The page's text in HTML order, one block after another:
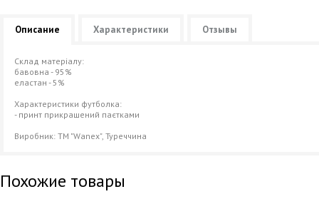
Описание Характеристики Отзывы
Склад матеріалу:
бавовна - 95%
еластан - 5%
Характеристики футболка:
- принт прикрашений паєтками
Виробник: ТМ "Wanex", Туреччина
Похожие товары